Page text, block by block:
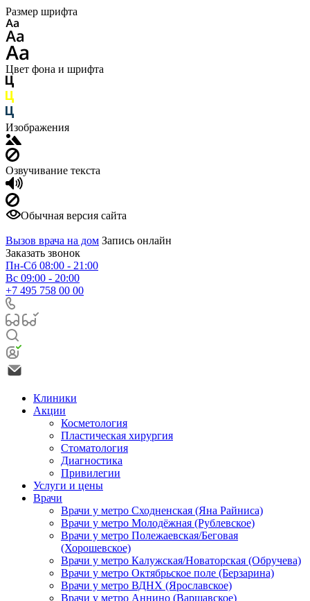
Размер шрифта
Цвет фона и шрифта
Изображения
Озвучивание текста
Обычная версия сайта
Вызов врача на дом Запись онлайн
Заказать звонок
Пн-Сб 08:00 - 21:00
Вс 09:00 - 20:00
+7 495 758 00 00
Клиники
Акции
Косметология
Пластическая хирургия
Стоматология
Диагностика
Привилегии
Услуги и цены
Врачи
Врачи у метро Сходненская (Яна Райниса)
Врачи у метро Молодёжная (Рублевское)
Врачи у метро Полежаевская/Беговая
(Хорошевское)
Врачи у метро Калужская/Новаторская (Обручева)
Врачи у метро Октябрьское поле (Берзарина)
Врачи у метро ВДНХ (Ярославское)
Врачи у метро Аннино (Варшавское)